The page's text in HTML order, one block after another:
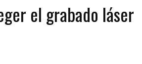
el grabado láser